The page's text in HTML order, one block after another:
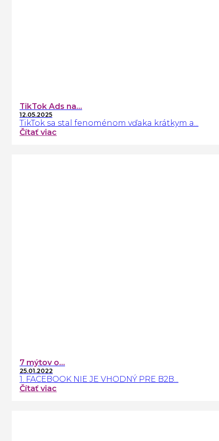
TikTok Ads na...
12.05.2025
TikTok sa stal fenoménom vďaka krátkym a...
Čítať viac
7 mýtov o...
25.01.2022
1. FACEBOOK NIE JE VHODNÝ PRE B2B...
Čítať viac